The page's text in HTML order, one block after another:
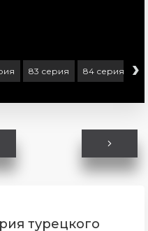
83 серия 84 серия ›
турецкого